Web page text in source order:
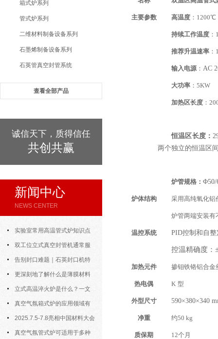
箱式炉系列
管式炉系列
二维材料制备设备系列
石墨烯制备设备系列
石英管真空封管系统
查看全部产品
诚信天下，质得信任
共创共赢
新闻中心
NEWS CENTER
实验室常用高温管式炉知识点
汇总，新手快速上手
双工位立式真空封管机通常服
务于对气氛敏感的样品制备
告别封口难题｜石英封口机特
点、操作步骤全拆解，小白也能学
会
更深刻地了解什么是薄膜材料
制备？
立式高温淬火炉是什么？一文
看懂它的基本知识
真空气氛箱式炉的应用领域有
哪些？
2025.7.5-7.8亮相中国材料大会
2025暨新材料科研仪器与设备展
真空气氛管式炉可适用于多种
主要参数 高温度 ：1200℃
持续工作温度
推荐升温速率
输入电源： AC
大功率 ：5KW
加热区长度 ：
恒温区长度：
两个独立的恒温区
炉管规格： Φ50/
炉体结构 采用高纯氧化铝
炉管两端安装有
温控系统 PID控制和自
控温精确度：
加热元件 掺钼铁铬铝合金
热电偶 K 型
外型尺寸 590×380×340
净重 约50 kg
质保期 12个月